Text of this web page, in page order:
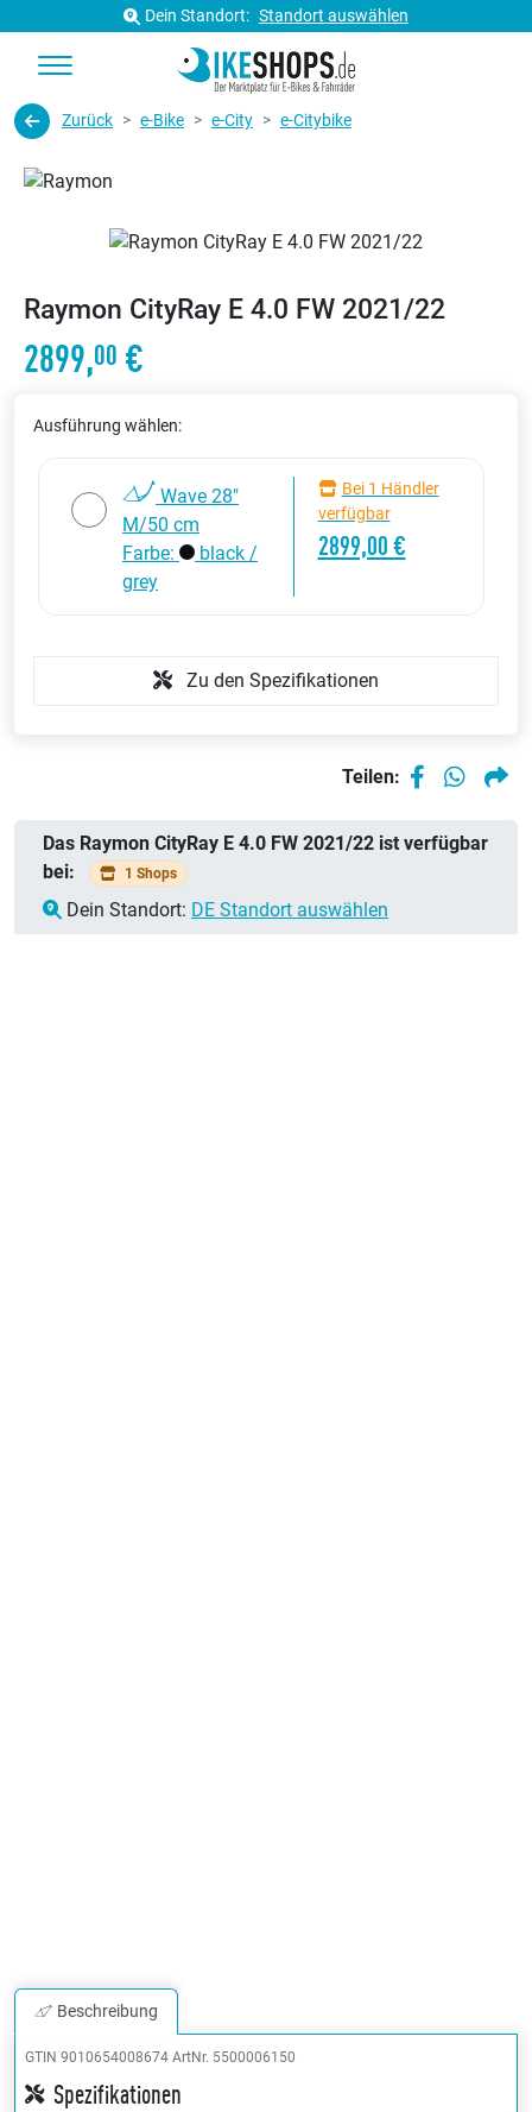
Dein Standort: Standort auswählen
Zurück e-Bike e-City e-Citybike
Raymon CityRay E 4.0 FW 2021/22
2899,00 €
Ausführung wählen:
Wave 28"
M/50 cm
Farbe:
black /
grey
Bei 1 Händler
verfügbar
2899,00 €
Zu den Spezifikationen
Teilen:
Das Raymon CityRay E 4.0 FW 2021/22 ist verfügbar
bei:
1 Shops
Dein Standort: DE Standort auswählen
Beschreibung
GTIN 9010654008674 ArtNr. 5500006150
Spezifikationen